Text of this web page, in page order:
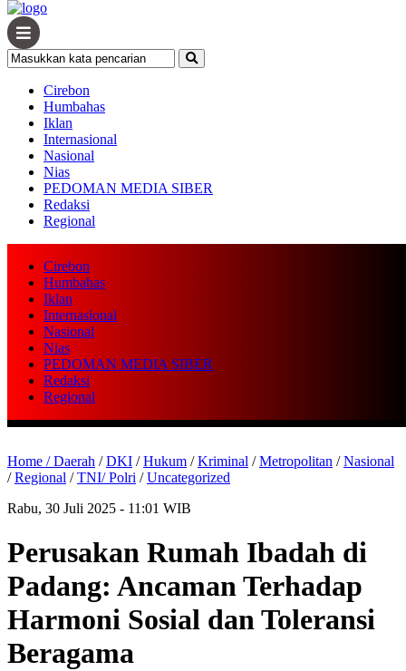
Cirebon
Humbahas
Iklan
Internasional
Nasional
Nias
PEDOMAN MEDIA SIBER
Redaksi
Regional
Cirebon
Humbahas
Iklan
Internasional
Nasional
Nias
PEDOMAN MEDIA SIBER
Redaksi
Regional
Home /Daerah /DKI /Hukum /Kriminal /Metropolitan /Nasional
/Regional /TNI/ Polri /Uncategorized
Rabu, 30 Juli 2025 - 11:01 WIB
Perusakan Rumah Ibadah di
Padang: Ancaman Terhadap
Harmoni Sosial dan Toleransi
Beragama